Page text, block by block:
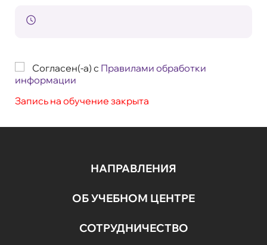
Согласен(-а) с Правилами обработки
информации
Запись на обучение закрыта
НАПРАВЛЕНИЯ
ОБ УЧЕБНОМ ЦЕНТРЕ
СОТРУДНИЧЕСТВО